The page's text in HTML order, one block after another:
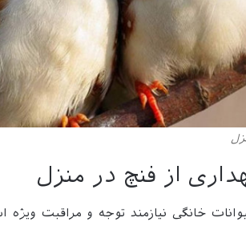
از فنچ در منزل
خانگی نیازمند توجه و مراقبت ویژه